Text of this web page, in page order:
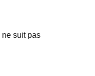
ne suit pas